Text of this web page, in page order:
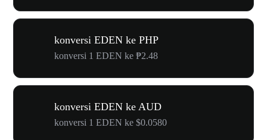
konversi EDEN ke PHP
konversi 1 EDEN ke ₱2.48
konversi EDEN ke AUD
konversi 1 EDEN ke $0.0580